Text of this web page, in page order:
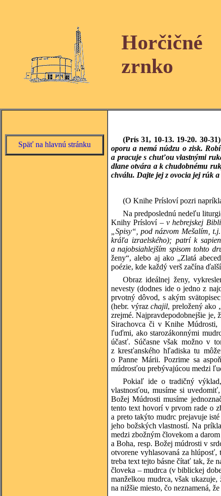
Horčičné
zrnko
Späť na hlavnú stránku
(Prís 31, 10-13. 19-20. 30-31)
oporu a nemá núdzu o zisk.
a pracuje s chuťou vlastnými
dlane otvára a k chudobnému
chválu. Dajte jej z ovocia jej rúk
(O Knihe Prísloví pozri
Na predposlednú nedeľu
Knihy Prísloví – v hebrejskej
„Spisy“, pod názvom Mešalím,
kráľa izraelského); patrí k
a najobsiahlejším spisom tohto
ženy“, alebo aj ako „Zlatá
poézie, kde každý verš začína
Obraz ideálnej ženy,
nevesty (dodnes ide o jedno z
prvotný dôvod, s akým
(hebr. výrazchajil, preložený ako
zrejmé. Najpravdepodobnejšie je,
Sirachovca či v Knihe
ľuďmi, ako starozákonnými
účasť. Súčasne však možno v
z kresťanského hľadiska tu
o Panne Márii. Pozrime sa
múdrosťou prebývajúcou medzi
Pokiaľ ide o tradičný
vlastnosťou, musíme si
Božej Múdrosti musíme
tento text hovorí v prvom rade o
a preto takýto mudrc prejavuje
jeho božských vlastností. Na
medzi zbožným človekom a
a Boha, resp. Božej múdrosti v
otvorene vyhlasovaná za
treba text tejto básne čítať tak, že
človeka – mudrca (v biblickej
manželkou mudrca, však
na nižšie miesto, čo neznamená,